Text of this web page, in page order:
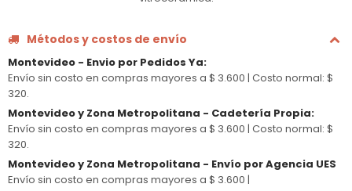
Métodos y costos de envío
Montevideo - Envio por Pedidos Ya:
Envío sin costo en compras mayores a $ 3.600 | Costo normal: $
320.
Montevideo y Zona Metropolitana - Cadetería Propia:
Envío sin costo en compras mayores a $ 3.600 | Costo normal: $
320.
Montevideo y Zona Metropolitana - Envío por Agencia UES
Envío sin costo en compras mayores a $ 3.600 |